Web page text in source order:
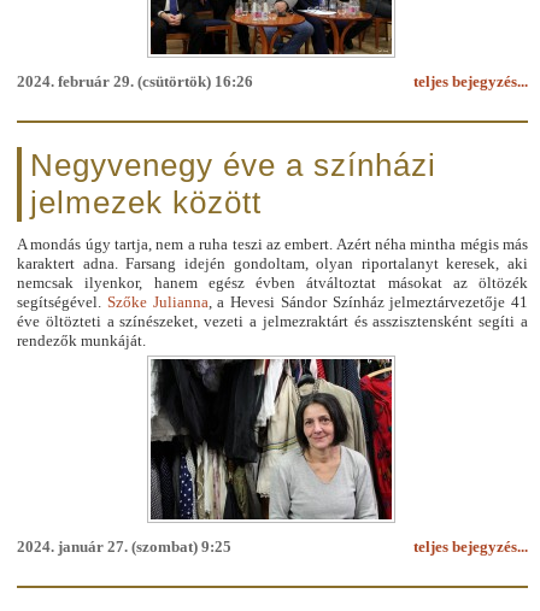
teljes bejegyzés...
2024. február 29. (csütörtök) 16:26
Negyvenegy éve a színházi
jelmezek között
A mondás úgy tartja, nem a ruha teszi az embert. Azért néha mintha mégis más
karaktert adna. Farsang idején gondoltam, olyan riportalanyt keresek, aki
nemcsak ilyenkor, hanem egész évben átváltoztat másokat az öltözék
segítségével. Szőke Julianna, a Hevesi Sándor Színház jelmeztárvezetője 41
éve öltözteti a színészeket, vezeti a jelmezraktárt és asszisztensként segíti a
rendezők munkáját.
teljes bejegyzés...
2024. január 27. (szombat) 9:25